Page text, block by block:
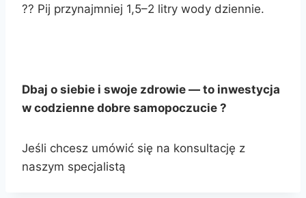
?? Pij przynajmniej 1,5–2 litry wody dziennie.
Dbaj o siebie i swoje zdrowie — to inwestycja
w codzienne dobre samopoczucie ?
Jeśli chcesz umówić się na konsultację z
naszym specjalistą